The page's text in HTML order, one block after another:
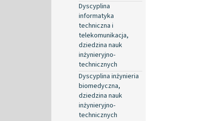
Dyscyplina
informatyka
techniczna i
telekomunikacja,
dziedzina nauk
inżynieryjno-
technicznych
Dyscyplina inżynieria
biomedyczna,
dziedzina nauk
inżynieryjno-
technicznych